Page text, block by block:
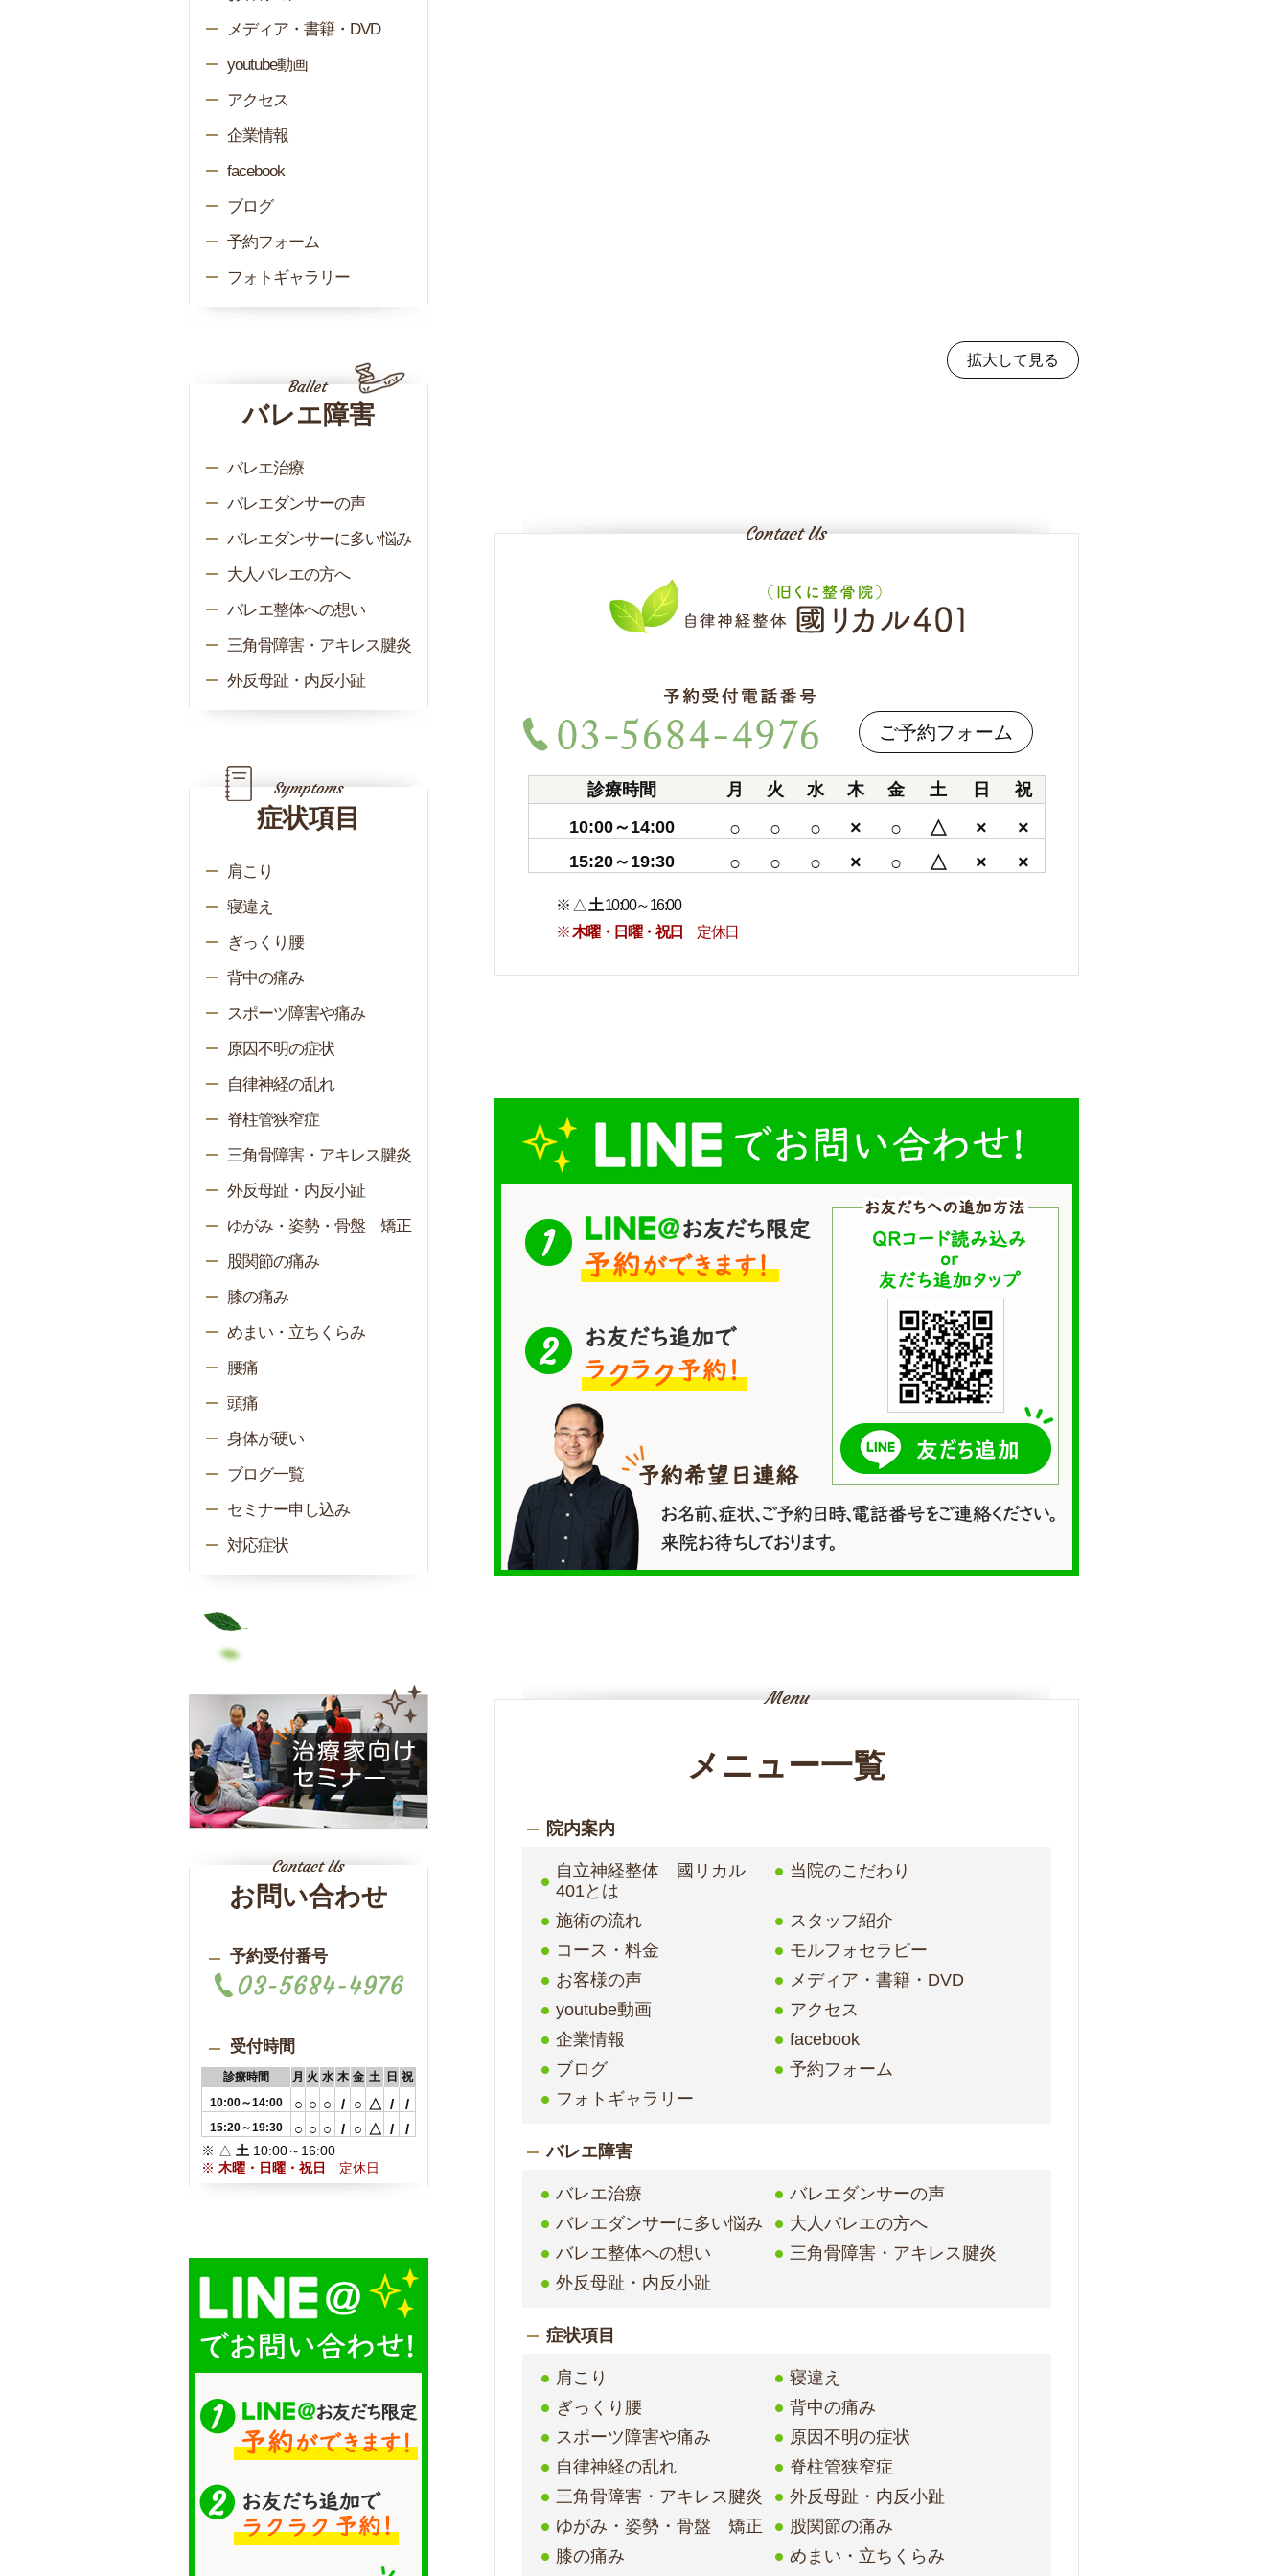
拡大して見る
ご予約フォーム
診療時間 月 火 水 木 金 土 日
祝
10:00～14:00
○ ○ ○ × ○ △ × ×
15:20～19:30 ○ ○ ○ × ○ △ × ×
※ △ 土10:00～16:00
※木曜・日曜・祝日 定休日
メニュー一覧
院内案内
自立神経整体 國リカル
401とは
当院のこだわり
施術の流れ
スタッフ紹介
コース・料金
モルフォセラピー
お客様の声
メディア・書籍・DVD
youtube動画
アクセス
企業情報
facebook
ブログ
予約フォーム
フォトギャラリー
バレエ障害
バレエ治療
バレエダンサーの声
バレエダンサーに多い悩み
大人バレエの方へ
バレエ整体への想い
三角骨障害・アキレス腱炎
外反母趾・内反小趾
症状項目
肩こり
寝違え
ぎっくり腰
背中の痛み
スポーツ障害や痛み
原因不明の症状
自律神経の乱れ
脊柱管狭窄症
三角骨障害・アキレス腱炎
外反母趾・内反小趾
ゆがみ・姿勢・骨盤 矯正
股関節の痛み
膝の痛み
めまい・立ちくらみ
メディア・書籍・DVD
youtube動画
アクセス
企業情報
facebook
ブログ
予約フォーム
フォトギャラリー
バレエ障害
バレエ治療
バレエダンサーの声
バレエダンサーに多い悩み
大人バレエの方へ
バレエ整体への想い
三角骨障害・アキレス腱炎
外反母趾・内反小趾
症状項目
肩こり
寝違え
ぎっくり腰
背中の痛み
スポーツ障害や痛み
原因不明の症状
自律神経の乱れ
脊柱管狭窄症
三角骨障害・アキレス腱炎
外反母趾・内反小趾
ゆがみ・姿勢・骨盤 矯正
股関節の痛み
膝の痛み
めまい・立ちくらみ
腰痛
頭痛
身体が硬い
ブログ一覧
セミナー申し込み
対応症状
お問い合わせ
予約受付番号
受付時間
診療時間 月 火 水 木 金 土 日 祝
10:00～14:00
○ ○ ○ / ○ △ / /
15:20～19:30 ○ ○ ○ / ○ △ / /
※ △ 土 10:00～16:00
※ 木曜・日曜・祝日 定休日